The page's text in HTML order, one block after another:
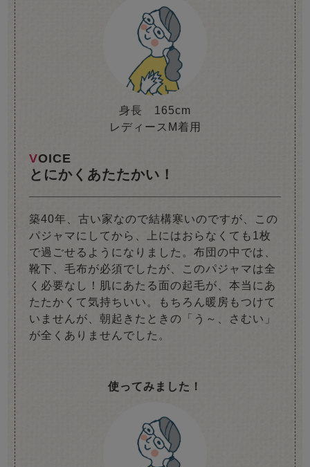
身長 165cm
レディースM着用
VOICE
とにかくあたたかい！
築40年、古い家なので結構寒いのですが、この
パジャマにしてから、上にはおらなくても1枚
で過ごせるようになりました。布団の中では、
靴下、毛布が必須でしたが、このパジャマは全
く必要なし！肌にあたる面の起毛が、本当にあ
たたかくて気持ちいい。もちろん暖房もつけて
いませんが、朝起きたときの「う～、さむい」
が全くありませんでした。
使ってみました！